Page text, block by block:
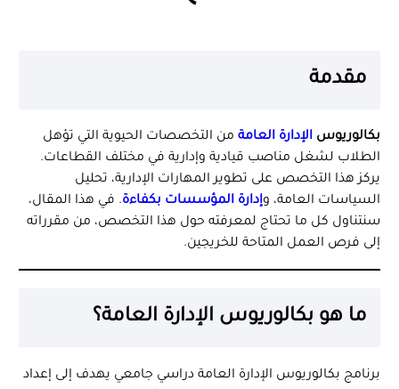
مقدمة
بكالوريوس الإدارة العامة من التخصصات الحيوية التي تؤهل
الطلاب لشغل مناصب قيادية وإدارية في مختلف القطاعات.
يركز هذا التخصص على تطوير المهارات الإدارية، تحليل
السياسات العامة، وإدارة المؤسسات بكفاءة. في هذا المقال،
سنتناول كل ما تحتاج لمعرفته حول هذا التخصص، من مقرراته
إلى فرص العمل المتاحة للخريجين.
ما هو بكالوريوس الإدارة العامة؟
برنامج بكالوريوس الإدارة العامة دراسي جامعي يهدف إلى إعداد